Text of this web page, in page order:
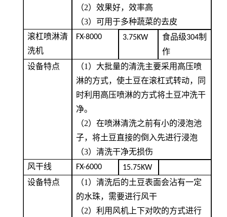
（2） 效果好，效率高
（3） 可用于多种蔬菜的去皮
滚杠喷淋清
洗机
FX-8000 3.75KW 食品级304制
作
设备特点
（1） 大批量的清洗主要采用高压喷
淋的方式，使土豆在滚杠式转动，同
时利用高压喷淋的方式将土豆冲洗干
净。
（2） 在喷淋清洗之前有小的浸泡池
子，将土豆直接的倒入先进行浸泡
（3） 清洗干净无损伤
风干线
FX-6000 15.75KW
设备特点 （1） 清洗后的土豆表面会沾有一定
的水珠，需要进行风干
（2） 利用风机上下对吹的方式进行